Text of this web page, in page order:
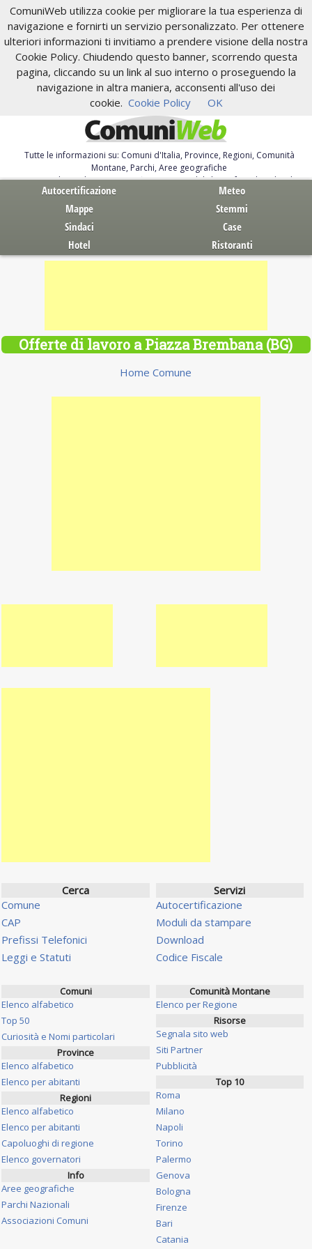
ComuniWeb utilizza cookie per migliorare la tua esperienza di
navigazione e fornirti un servizio personalizzato. Per ottenere
ulteriori informazioni ti invitiamo a prendere visione della nostra
Cookie Policy. Chiudendo questo banner, scorrendo questa
pagina, cliccando su un link al suo interno o proseguendo la
navigazione in altra maniera, acconsenti all'uso dei
cookie. Cookie Policy OK
Tutte le informazioni su: Comuni d'Italia, Province, Regioni, Comunità
Montane, Parchi, Aree geografiche
Servizi al Cittadino. Autocertificazione, moduli, leggi, free download
Autocertificazione
Meteo
Mappe
Stemmi
Sindaci
Case
Hotel
Ristoranti
Offerte di lavoro a Piazza Brembana (BG)
Home Comune
Cerca
Comune
CAP
Prefissi Telefonici
Leggi e Statuti
Servizi
Autocertificazione
Moduli da stampare
Download
Codice Fiscale
Comuni
Elenco alfabetico
Top 50
Curiosità e Nomi particolari
Province
Elenco alfabetico
Elenco per abitanti
Regioni
Elenco alfabetico
Elenco per abitanti
Capoluoghi di regione
Elenco governatori
Info
Aree geografiche
Parchi Nazionali
Associazioni Comuni
Comunità Montane
Elenco per Regione
Risorse
Segnala sito web
Siti Partner
Pubblicità
Top 10
Roma
Milano
Napoli
Torino
Palermo
Genova
Bologna
Firenze
Bari
Catania